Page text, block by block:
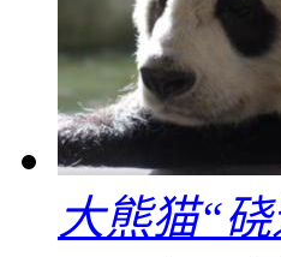
大熊猫“